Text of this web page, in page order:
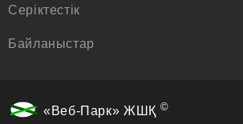
Серіктестік
Байланыстар
«Веб-Парк» ЖШҚ ©